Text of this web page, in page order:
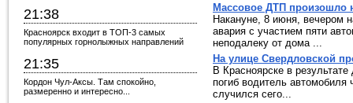
21:38
Красноярск входит в ТОП-3 самых
популярных горнолыжных направлений
21:35
Кордон Чул-Аксы. Там спокойно,
размеренно и интересно...
Массовое ДТП произошло
Накануне, 8 июня, вечером
авария с участием пяти
неподалеку от дома ...
На улице Свердловской
В Красноярске в
погиб водитель автомобиля
случился сего...